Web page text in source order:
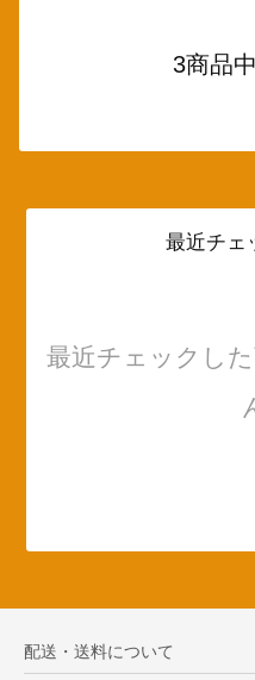
3商品
最近チェ
最近チェックし
配送・送料について